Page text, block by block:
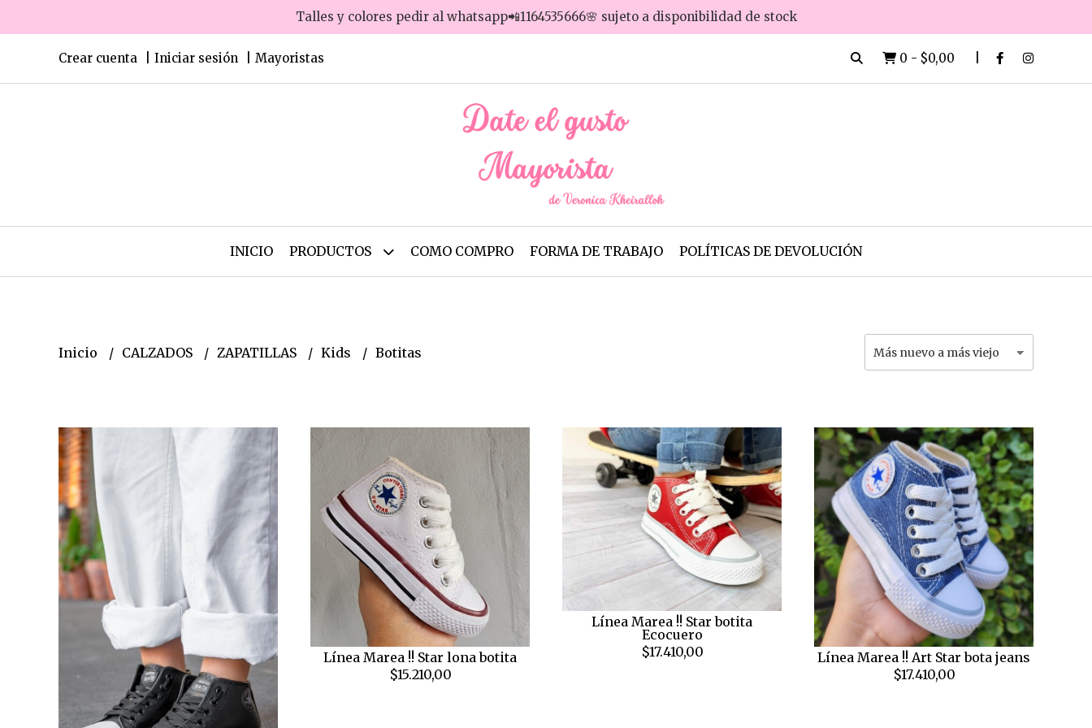
Talles y colores pedir al whatsapp📲1164535666🌸 sujeto a disponibilidad de stock
Crear cuenta Iniciar sesión Mayoristas 0 - $0,00
INICIO PRODUCTOS COMO COMPRO FORMA DE TRABAJO POLÍTICAS DE DEVOLUCIÓN
Inicio CALZADOS ZAPATILLAS Kids Botitas
Línea Marea !! Star lona botita
$15.210,00
Línea Marea !! Star botita
Ecocuero
$17.410,00
Línea Marea !! Art Star bota jeans
$17.410,00